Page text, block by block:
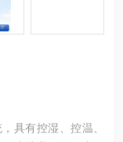
具有控湿、控温、